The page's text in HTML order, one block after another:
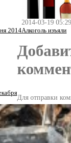
2014
2014-03-19 05:29
Алкоголь изъяли
Для отправки